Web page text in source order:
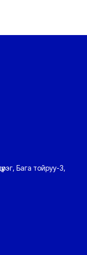
Бага тойруу-3,